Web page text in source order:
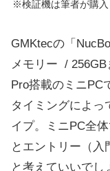
※検証機は筆者が購入
GMKtecの「
メモリー /
Pro搭載のミニPC
タイミングによっ
イプ。ミニPC全
とエントリー（入
と考えていいでし